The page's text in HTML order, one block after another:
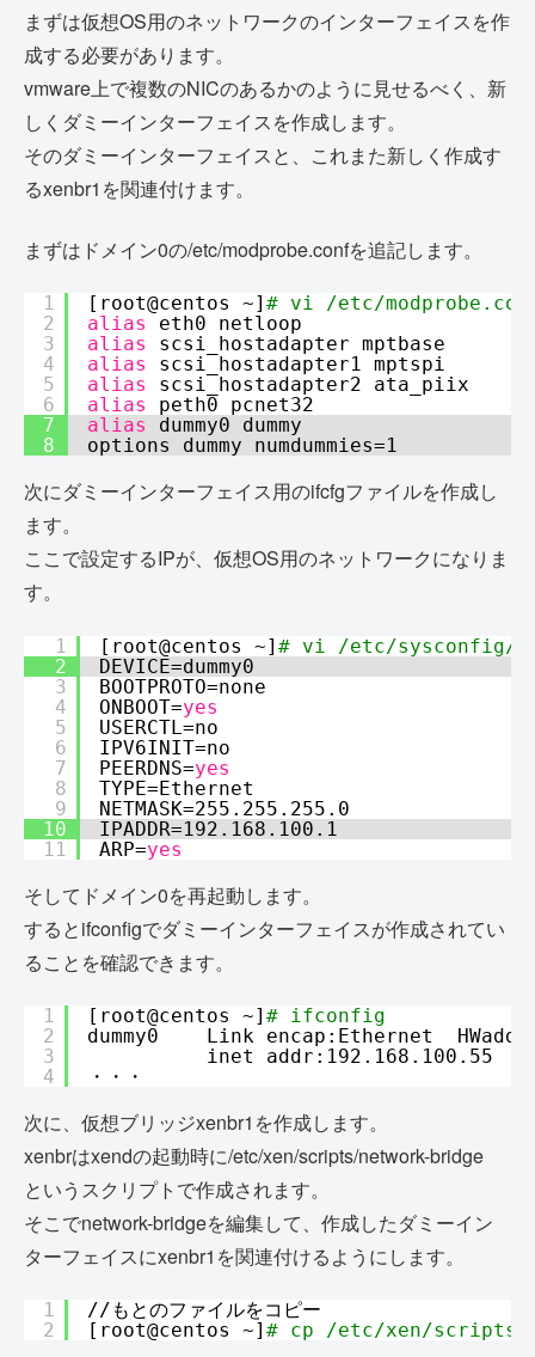
まずは仮想OS用のネットワークのインターフェイスを作
成する必要があります。
vmware上で複数のNICのあるかのように見せるべく、新
しくダミーインターフェイスを作成します。
そのダミーインターフェイスと、これまた新しく作成す
るxenbr1を関連付けます。
まずはドメイン0の/etc/modprobe.confを追記します。
1
2
3
4
5
6
7
8
[root@centos ~] # vi /etc/
alias
eth0 netloop
alias
scsi_hostadapter mptbase
alias
scsi_hostadapter1 mptspi
alias
scsi_hostadapter2 ata_piix
alias
peth0 pcnet32
alias
dummy0 dummy
options dummy numdummies=1
次にダミーインターフェイス用のifcfgファイルを作成し
ます。
ここで設定するIPが、仮想OS用のネットワークになりま
す。
1
2
3
4
5
6
7
8
9
10
11
[root@centos ~] # vi /etc/sysconfig/
DEVICE=dummy0
BOOTPROTO=none
ONBOOT=yes
USERCTL=no
IPV6INIT=no
PEERDNS=yes
TYPE=Ethernet
NETMASK=255.255.255.0
IPADDR=192.168.100.1
ARP=yes
そしてドメイン0を再起動します。
するとifconfigでダミーインターフェイスが作成されてい
ることを確認できます。
1
2
3
4
[root@centos ~] # ifconfig
dummy0    Link encap:Ethernet
inet addr:192.168.100.55
・・・
次に、仮想ブリッジxenbr1を作成します。
xenbrはxendの起動時に/etc/xen/scripts/network-bridge
というスクリプトで作成されます。
そこでnetwork-bridgeを編集して、作成したダミーイン
ターフェイスにxenbr1を関連付けるようにします。
1
2
// もとのファイルをコピー
[root@centos ~] # cp /etc/xen/scripts/